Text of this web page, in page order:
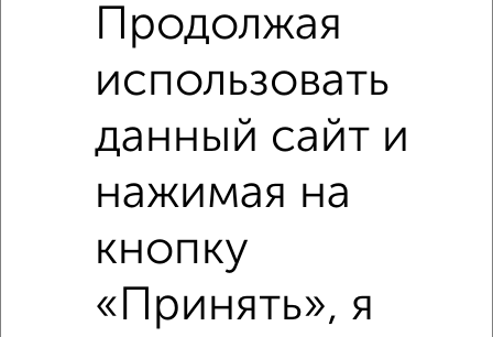
Продолжая
использовать
данный сайт и
нажимая на
кнопку
«Принять», я